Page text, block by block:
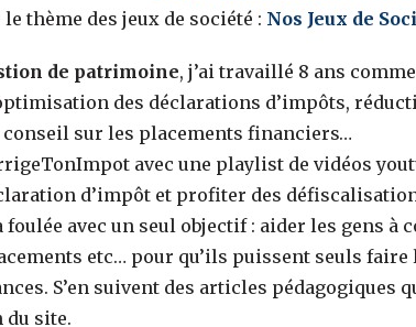
thème des jeux de société : Nos Jeux de
de patrimoine, j’ai travaillé 8 ans
des déclarations d’impôts,
sur les placements financiers…
avec une playlist de vidéos
d’impôt et profiter des
avec un seul objectif : aider les gens à
etc… pour qu’ils puissent seuls
S’en suivent des articles pédagogiques
du site.